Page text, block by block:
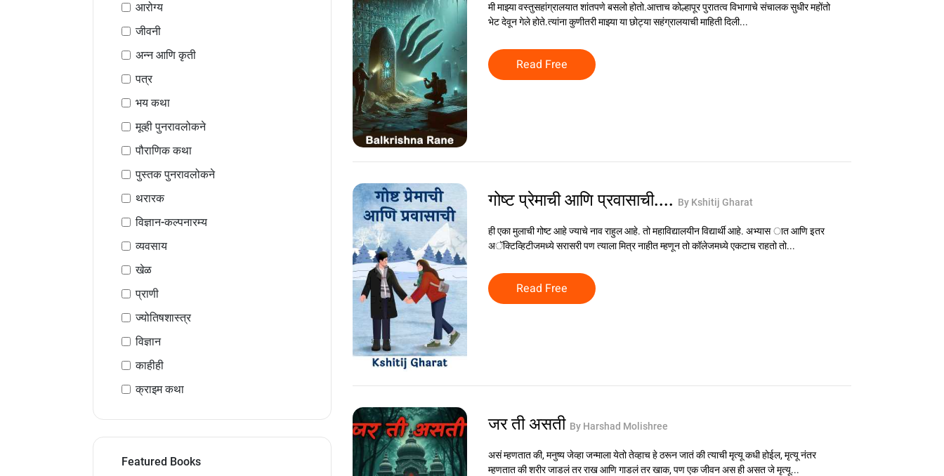
आरोग्य
जीवनी
अन्न आणि कृती
पत्र
भय कथा
मूव्ही पुनरावलोकने
पौराणिक कथा
पुस्तक पुनरावलोकने
थरारक
विज्ञान-कल्पनारम्य
व्यवसाय
खेळ
प्राणी
ज्योतिषशास्त्र
विज्ञान
काहीही
क्राइम कथा
Featured Books
मी माझ्या वस्तुसहांग्रालयात शांतपणे बसलो होतो.आत्ताच कोल्हापूर पुरातत्व विभागाचे संचालक सुधीर महोंतो
भेट देवून गेले होते.त्यांना कुणीतरी माझ्या या छोट्या सहंग्रालयाची माहिती दिली...
Read Free
गोष्ट प्रेमाची आणि प्रवासाची.... By Kshitij Gharat
ही एका मुलाची गोष्ट आहे ज्याचे नाव राहुल आहे. तो महाविद्यालयीन विद्यार्थी आहे. अभ्यास ात आणि इतर
अॅक्टिव्हिटीजमध्ये सरासरी पण त्याला मित्र नाहीत म्हणून तो कॉलेजमध्ये एकटाच राहतो तो...
Read Free
जर ती असती By Harshad Molishree
असं म्हणतात की, मनुष्य जेव्हा जन्माला येतो तेव्हाच हे ठरून जातं की त्याची मृत्यू कधी होईल, मृत्यू नंतर
म्हणतात की शरीर जाडलं तर राख आणि गाडलं तर खाक, पण एक जीवन अस ही असत जे मृत्यू...